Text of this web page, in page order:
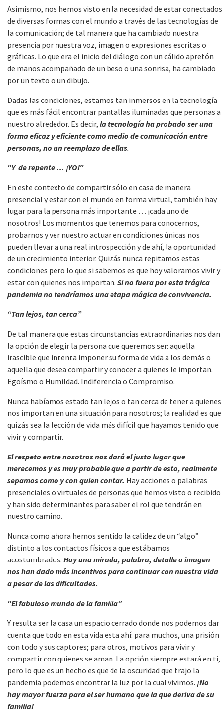
Asimismo, nos hemos visto en la necesidad de estar conectados
de diversas formas con el mundo a través de las tecnologías de
la comunicación; de tal manera que ha cambiado nuestra
presencia por nuestra voz, imagen o expresiones escritas o
gráficas. Lo que era el inicio del diálogo con un cálido apretón
de manos acompañado de un beso o una sonrisa, ha cambiado
por un texto o un dibujo.
Dadas las condiciones, estamos tan inmersos en la tecnología
que es más fácil encontrar pantallas iluminadas que personas a
nuestro alrededor. Es decir, la tecnología ha probado ser una
forma eficaz y eficiente como medio de comunicación entre
personas, no un reemplazo de ellas.
“Y de repente … ¡YO!”
En este contexto de compartir sólo en casa de manera
presencial y estar con el mundo en forma virtual, también hay
lugar para la persona más importante … ¡cada uno de
nosotros! Los momentos que tenemos para conocernos,
probarnos y ver nuestro actuar en condiciones únicas nos
pueden llevar a una real introspección y de ahí, la oportunidad
de un crecimiento interior. Quizás nunca repitamos estas
condiciones pero lo que si sabemos es que hoy valoramos vivir y
estar con quienes nos importan. Si no fuera por esta trágica
pandemia no tendríamos una etapa mágica de convivencia.
“Tan lejos, tan cerca”
De tal manera que estas circunstancias extraordinarias nos dan
la opción de elegir la persona que queremos ser: aquella
irascible que intenta imponer su forma de vida a los demás o
aquella que desea compartir y conocer a quienes le importan.
Egoísmo o Humildad. Indiferencia o Compromiso.
Nunca habíamos estado tan lejos o tan cerca de tener a quienes
nos importan en una situación para nosotros; la realidad es que
quizás sea la lección de vida más difícil que hayamos tenido que
vivir y compartir.
El respeto entre nosotros nos dará el justo lugar que
merecemos y es muy probable que a partir de esto, realmente
sepamos como y con quien contar. Hay acciones o palabras
presenciales o virtuales de personas que hemos visto o recibido
y han sido determinantes para saber el rol que tendrán en
nuestro camino.
Nunca como ahora hemos sentido la calidez de un “algo”
distinto a los contactos físicos a que estábamos
acostumbrados. Hoy una mirada, palabra, detalle o imagen
nos han dado más incentivos para continuar con nuestra vida
a pesar de las dificultades.
“El fabuloso mundo de la familia”
Y resulta ser la casa un espacio cerrado donde nos podemos dar
cuenta que todo en esta vida esta ahí: para muchos, una prisión
con todo y sus captores; para otros, motivos para vivir y
compartir con quienes se aman. La opción siempre estará en ti,
pero lo que es un hecho es que de la oscuridad que trajo la
pandemia podemos encontrar la luz por la cual vivimos. ¡No
hay mayor fuerza para el ser humano que la que deriva de su
familia!